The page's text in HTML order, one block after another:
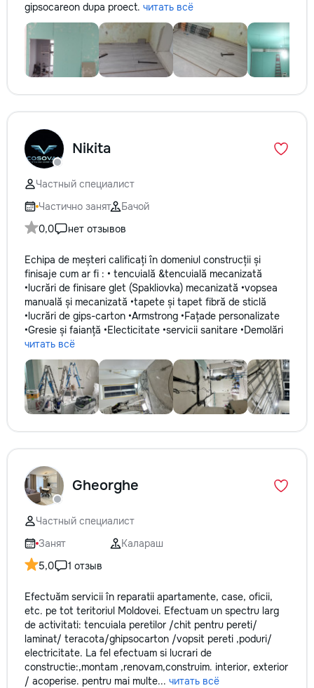
gipsocarеon dupa proect. читать всё
Nikita
Частный специалист
Частично занят
Бачой
0,0
нет отзывов
Echipa de meșteri calificați în domeniul construcții și
finisaje cum ar fi : • tencuială &tencuială mecanizată
•lucrări de finisare glet (Spakliovka) mecanizată •vopsea
manuală și mecanizată •tapete și tapet fibră de sticlă
•lucrări de gips-carton •Armstrong •Fațade personalizate
•Gresie și faianță •Electicitate •servicii sanitare •Demolări
читать всё
Gheorghe
Частный специалист
Занят
Калараш
5,0
1 отзыв
Efectuăm servicii în reparatii apartamente, case, oficii,
etc. pe tot teritoriul Moldovei. Efectuam un spectru larg
de activitati: tencuiala peretilor /chit pentru pereti/
laminat/ teracota/ghipsocarton /vopsit pereti ,poduri/
electricitate. La fel efectuam si lucrari de
constructie:,montam ,renovam,construim. interior, exterior
/ acoperise. pentru mai multe... читать всё